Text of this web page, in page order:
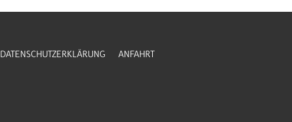
DATENSCHUTZERKLÄRUNG ANFAHRT